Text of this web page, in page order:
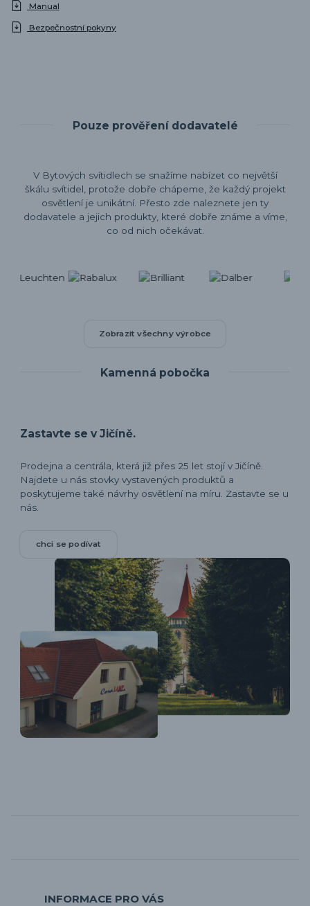
Manual
Bezpečnostní pokyny
Pouze prověření dodavatelé
V Bytových svítidlech se snažíme nabízet co největší
škálu svítidel, protože dobře chápeme, že každý projekt
osvětlení je unikátní. Přesto zde naleznete jen ty
dodavatele a jejich produkty, které dobře známe a víme,
co od nich očekávat.
Zobrazit všechny výrobce
Kamenná pobočka
Zastavte se v Jičíně.
Prodejna a centrála, která již přes 25 let stojí v Jičíně.
Najdete u nás stovky vystavených produktů a
poskytujeme také návrhy osvětlení na míru. Zastavte se u
nás.
chci se podívat
INFORMACE PRO VÁS